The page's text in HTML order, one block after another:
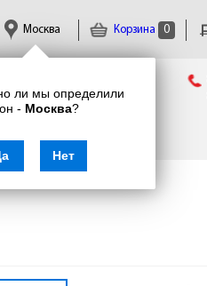
Корзина 0
ли мы определили
- Москва?
Нет
Москва
info@enkor24.ru